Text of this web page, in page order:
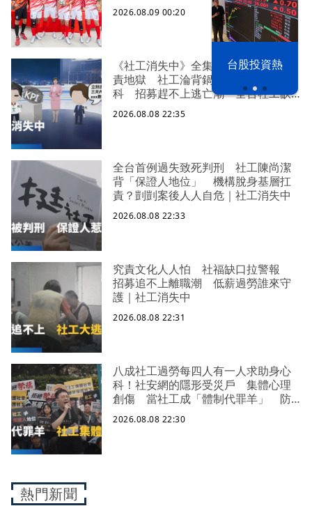
漢光42演習 台股投資熱
2026.08.09 00:20
《社工消失中》全集 八成過勞陷究
責地獄 社工淪背鍋垃圾桶求助身心
科 招募趕不上逃亡潮 全台社工缺
口警報 揭薪資回捐黑幕 血汗錢遭
剝削
2026.08.08 22:35
全台首例過失致死判刑 社工陳尚潔
背「保證人地位」 機構脫身基層扛
責？剴剴案後人人自危｜社工消失中
2026.08.08 22:33
究責文化人人怕 社福缺口拉警報
招募追不上離職潮 低薪過勞誰來守
護｜社工消失中
2026.08.08 22:31
八成社工過勞每四人有一人求助身心
科！社安網的隱形受災戶 集體心理
創傷 當社工成「體制代罪羊」 防
禦性社工不敢多做無奈趨勢？耗竭殆
盡下的社安網危機｜社工消失中
2026.08.08 22:30
熱門新聞